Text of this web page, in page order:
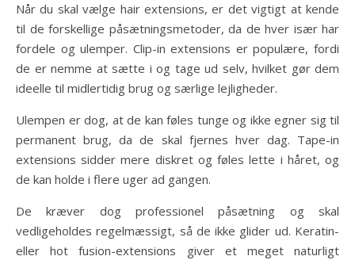
Når du skal vælge hair extensions, er det vigtigt at kende
til de forskellige påsætningsmetoder, da de hver især har
fordele og ulemper. Clip-in extensions er populære, fordi
de er nemme at sætte i og tage ud selv, hvilket gør dem
ideelle til midlertidig brug og særlige lejligheder.
Ulempen er dog, at de kan føles tunge og ikke egner sig til
permanent brug, da de skal fjernes hver dag. Tape-in
extensions sidder mere diskret og føles lette i håret, og
de kan holde i flere uger ad gangen.
De kræver dog professionel påsætning og skal
vedligeholdes regelmæssigt, så de ikke glider ud. Keratin-
eller hot fusion-extensions giver et meget naturligt